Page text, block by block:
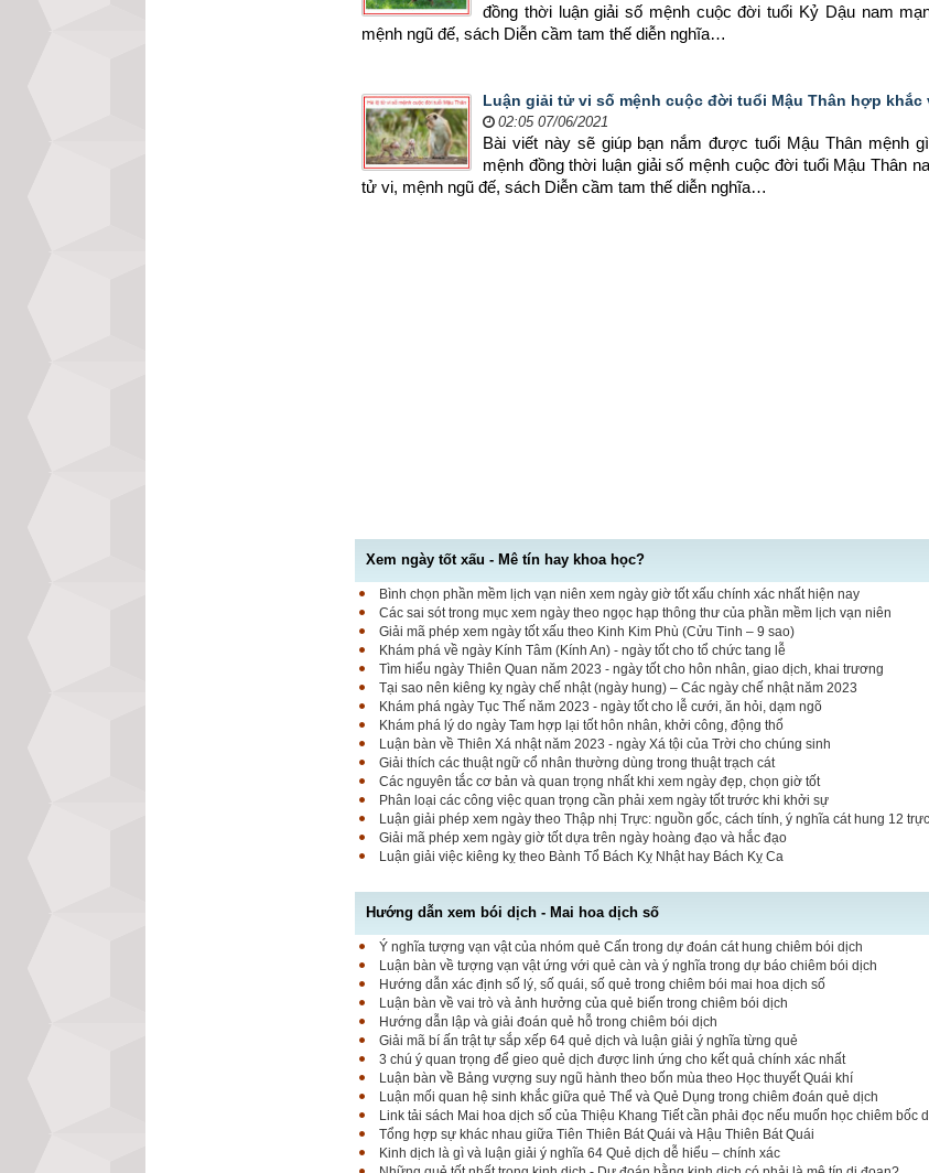
đồng thời luận giải số mệnh cuộc đời tuổi Kỷ Dậu nam
mệnh ngũ đế, sách Diễn cầm tam thế diễn nghĩa…
Luận giải tử vi số mệnh cuộc đời tuổi Mậu Thân hợp khắc
02:05 07/06/2021
Bài viết này sẽ giúp bạn nắm được tuổi Mậu Thân mệnh
mệnh đồng thời luận giải số mệnh cuộc đời tuổi Mậu Thân
tử vi, mệnh ngũ đế, sách Diễn cầm tam thế diễn nghĩa…
Xem ngày tốt xấu - Mê tín hay khoa học?
Bình chọn phần mềm lịch vạn niên xem ngày giờ tốt xấu chính xác nhất hiện nay
Các sai sót trong mục xem ngày theo ngọc hạp thông thư của phần mềm lịch vạn niên
Giải mã phép xem ngày tốt xấu theo Kinh Kim Phù (Cửu Tinh – 9 sao)
Khám phá về ngày Kính Tâm (Kính An) - ngày tốt cho tổ chức tang lễ
Tìm hiểu ngày Thiên Quan năm 2023 - ngày tốt cho hôn nhân, giao dịch, khai trương
Tại sao nên kiêng kỵ ngày chế nhật (ngày hung) – Các ngày chế nhật năm 2023
Khám phá ngày Tục Thế năm 2023 - ngày tốt cho lễ cưới, ăn hỏi, dạm ngõ
Khám phá lý do ngày Tam hợp lại tốt hôn nhân, khởi công, động thổ
Luận bàn về Thiên Xá nhật năm 2023 - ngày Xá tội của Trời cho chúng sinh
Giải thích các thuật ngữ cổ nhân thường dùng trong thuật trạch cát
Các nguyên tắc cơ bản và quan trọng nhất khi xem ngày đẹp, chọn giờ tốt
Phân loại các công việc quan trọng cần phải xem ngày tốt trước khi khởi sự
Luận giải phép xem ngày theo Thập nhị Trực: nguồn gốc, cách tính, ý nghĩa cát hung 12 trực
Giải mã phép xem ngày giờ tốt dựa trên ngày hoàng đạo và hắc đạo
Luận giải việc kiêng kỵ theo Bành Tổ Bách Kỵ Nhật hay Bách Kỵ Ca
Hướng dẫn xem bói dịch - Mai hoa dịch số
Ý nghĩa tượng vạn vật của nhóm quẻ Cấn trong dự đoán cát hung chiêm bói dịch
Luận bàn về tượng vạn vật ứng với quẻ càn và ý nghĩa trong dự báo chiêm bói dịch
Hướng dẫn xác định số lý, số quái, số quẻ trong chiêm bói mai hoa dịch số
Luận bàn về vai trò và ảnh hưởng của quẻ biến trong chiêm bói dịch
Hướng dẫn lập và giải đoán quẻ hỗ trong chiêm bói dịch
Giải mã bí ấn trật tự sắp xếp 64 quẻ dịch và luận giải ý nghĩa từng quẻ
3 chú ý quan trọng để gieo quẻ dịch được linh ứng cho kết quả chính xác nhất
Luận bàn về Bảng vượng suy ngũ hành theo bốn mùa theo Học thuyết Quái khí
Luận mối quan hệ sinh khắc giữa quẻ Thể và Quẻ Dụng trong chiêm đoán quẻ dịch
Link tải sách Mai hoa dịch số của Thiệu Khang Tiết cần phải đọc nếu muốn học chiêm bốc
Tổng hợp sự khác nhau giữa Tiên Thiên Bát Quái và Hậu Thiên Bát Quái
Kinh dịch là gì và luận giải ý nghĩa 64 Quẻ dịch dễ hiểu – chính xác